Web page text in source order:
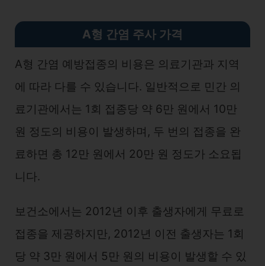
A형 간염 주사 가격
A형 간염 예방접종의 비용은 의료기관과 지역
에 따라 다를 수 있습니다. 일반적으로 민간 의
료기관에서는 1회 접종당 약 6만 원에서 10만
원 정도의 비용이 발생하며, 두 번의 접종을 완
료하면 총 12만 원에서 20만 원 정도가 소요됩
니다.
보건소에서는 2012년 이후 출생자에게 무료로
접종을 제공하지만, 2012년 이전 출생자는 1회
당 약 3만 원에서 5만 원의 비용이 발생할 수 있